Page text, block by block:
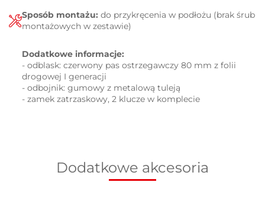
Sposób montażu: do przykręcenia w podłożu (brak śrub
montażowych w zestawie)
Dodatkowe informacje:
- odblask: czerwony pas ostrzegawczy 80 mm z folii
drogowej I generacji
- odbojnik: gumowy z metalową tuleją
- zamek zatrzaskowy, 2 klucze w komplecie
Dodatkowe akcesoria